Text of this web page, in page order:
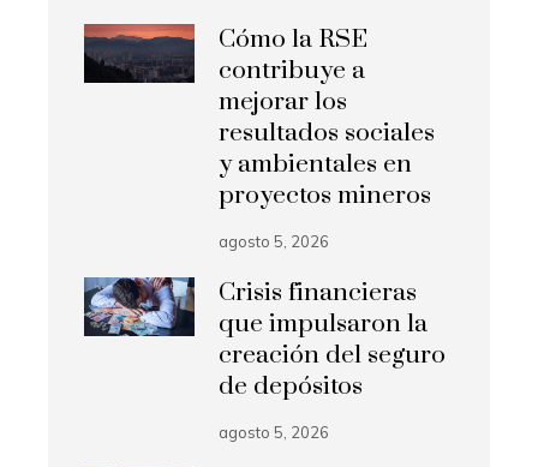
Cómo la RSE
contribuye a
mejorar los
resultados sociales
y ambientales en
proyectos mineros
agosto 5, 2026
Crisis financieras
que impulsaron la
creación del seguro
de depósitos
agosto 5, 2026